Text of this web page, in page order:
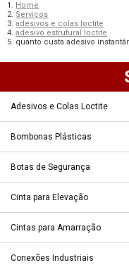
Home
Serviços
adesivos e colas loctite
adesivo estrutural loctite
quanto custa adesivo
Adesivos e Colas Loctite
Bombonas Plásticas
Botas de Segurança
Cinta para Elevação
Cintas para Amarração
Conexões Industriais